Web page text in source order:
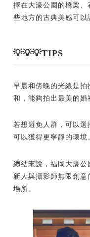
擇在大濠公園的橋梁、
些地方的古典美感可以
💡💡💡TIPS
早晨和傍晚的光線是拍
和，能夠拍出最美的婚
若想避免人群，可以選
可以獲得更寧靜的環境
總結來說，福岡大濠公
新人與攝影師無限創
場所。